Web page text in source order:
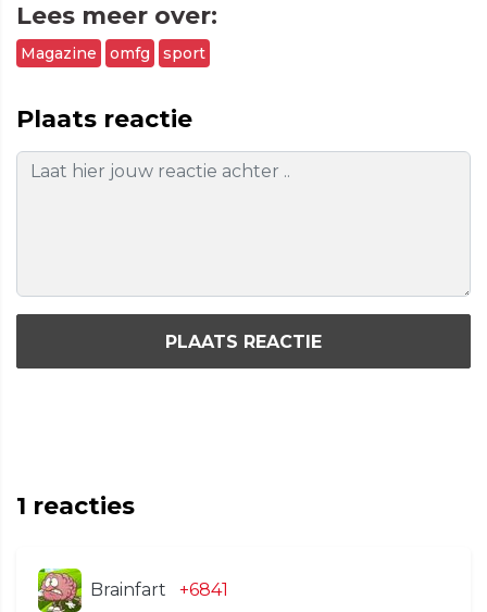
Lees meer over:
Magazine omfg sport
Plaats reactie
PLAATS REACTIE
1 reacties
Brainfart +6841